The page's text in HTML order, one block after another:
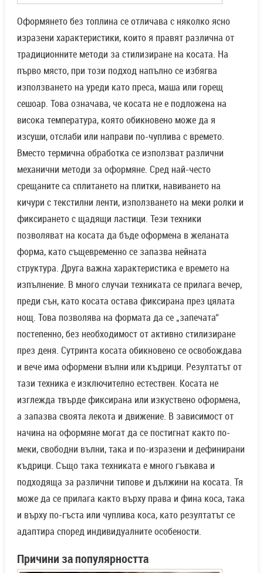
Оформянето без топлина се отличава с няколко ясно
изразени характеристики, които я правят различна от
традиционните методи за стилизиране на косата. На
първо място, при този подход напълно се избягва
използването на уреди като преса, маша или горещ
сешоар. Това означава, че косата не е подложена на
висока температура, която обикновено може да я
изсуши, отслаби или направи по-чуплива с времето.
Вместо термична обработка се използват различни
механични методи за оформяне. Сред най-често
срещаните са сплитането на плитки, навиването на
кичури с текстилни ленти, използването на меки ролки и
фиксирането с щадящи ластици. Тези техники
позволяват на косата да бъде оформена в желаната
форма, като същевременно се запазва нейната
структура. Друга важна характеристика е времето на
изпълнение. В много случаи техниката се прилага вечер,
преди сън, като косата остава фиксирана през цялата
нощ. Това позволява на формата да се „запечата“
постепенно, без необходимост от активно стилизиране
през деня. Сутринта косата обикновено се освобождава
и вече има оформени вълни или къдрици. Резултатът от
тази техника е изключително естествен. Косата не
изглежда твърде фиксирана или изкуствено оформена,
а запазва своята лекота и движение. В зависимост от
начина на оформяне могат да се постигнат както по-
меки, свободни вълни, така и по-изразени и дефинирани
къдрици. Също така техниката е много гъвкава и
подходяща за различни типове и дължини на косата. Тя
може да се прилага както върху права и фина коса, така
и върху по-гъста или чуплива коса, като резултатът се
адаптира според индивидуалните особености.
Причини за популярността